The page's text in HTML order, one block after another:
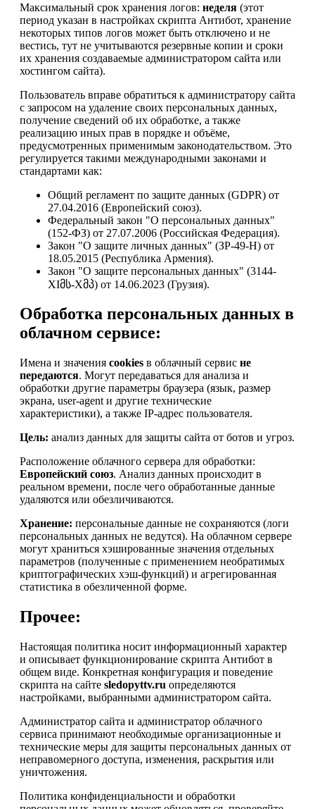
Максимальный срок хранения логов: неделя (этот
период указан в настройках скрипта Антибот, хранение
некоторых типов логов может быть отключено и не
вестись, тут не учитываются резервные копии и сроки
их хранения создаваемые администратором сайта или
хостингом сайта).
Пользователь вправе обратиться к администратору сайта
с запросом на удаление своих персональных данных,
получение сведений об их обработке, а также
реализацию иных прав в порядке и объёме,
предусмотренных применимым законодательством. Это
регулируется такими международными законами и
стандартами как:
Общий регламент по защите данных (GDPR) от
27.04.2016 (Европейский союз).
Федеральный закон "О персональных данных"
(152-ФЗ) от 27.07.2006 (Российская Федерация).
Закон "О защите личных данных" (ЗР-49-Н) от
18.05.2015 (Республика Армения).
Закон "О защите персональных данных" (3144-
XIმს-Xმპ) от 14.06.2023 (Грузия).
Обработка персональных данных в
облачном сервисе:
Имена и значения cookies в облачный сервис не
передаются. Могут передаваться для анализа и
обработки другие параметры браузера (язык, размер
экрана, user-agent и другие технические
характеристики), а также IP-адрес пользователя.
Цель: анализ данных для защиты сайта от ботов и угроз.
Расположение облачного сервера для обработки:
Европейский союз. Анализ данных происходит в
реальном времени, после чего обработанные данные
удаляются или обезличиваются.
Хранение: персональные данные не сохраняются (логи
персональных данных не ведутся). На облачном сервере
могут храниться хэшированные значения отдельных
параметров (полученные с применением необратимых
криптографических хэш-функций) и агрегированная
статистика в обезличенной форме.
Прочее:
Настоящая политика носит информационный характер
и описывает функционирование скрипта Антибот в
общем виде. Конкретная конфигурация и поведение
скрипта на сайте sledopyttv.ru определяются
настройками, выбранными администратором сайта.
Администратор сайта и администратор облачного
сервиса принимают необходимые организационные и
технические меры для защиты персональных данных от
неправомерного доступа, изменения, раскрытия или
уничтожения.
Политика конфиденциальности и обработки